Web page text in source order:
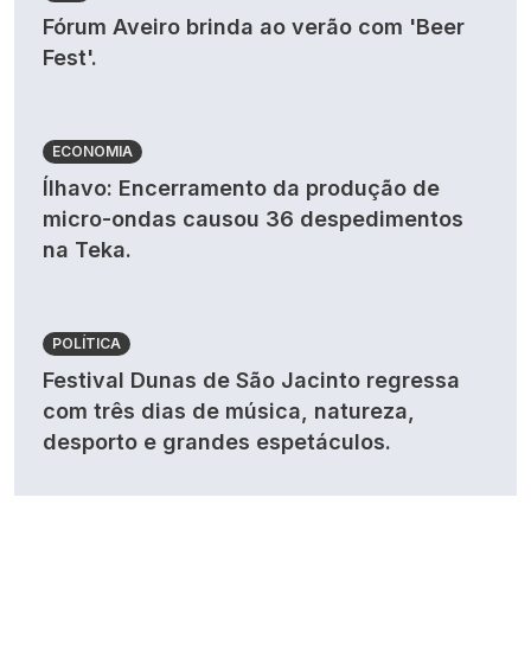
Fórum Aveiro brinda ao verão com 'Beer
Fest'.
ECONOMIA
Ílhavo: Encerramento da produção de
micro-ondas causou 36 despedimentos
na Teka.
POLÍTICA
Festival Dunas de São Jacinto regressa
com três dias de música, natureza,
desporto e grandes espetáculos.